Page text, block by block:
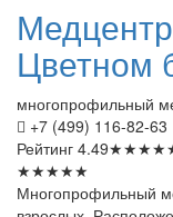
Медцентр
Цветном
многопрофильный
+7 (499) 116-82-63
Рейтинг 4.49★★★★
★★★★★
Многопрофильный